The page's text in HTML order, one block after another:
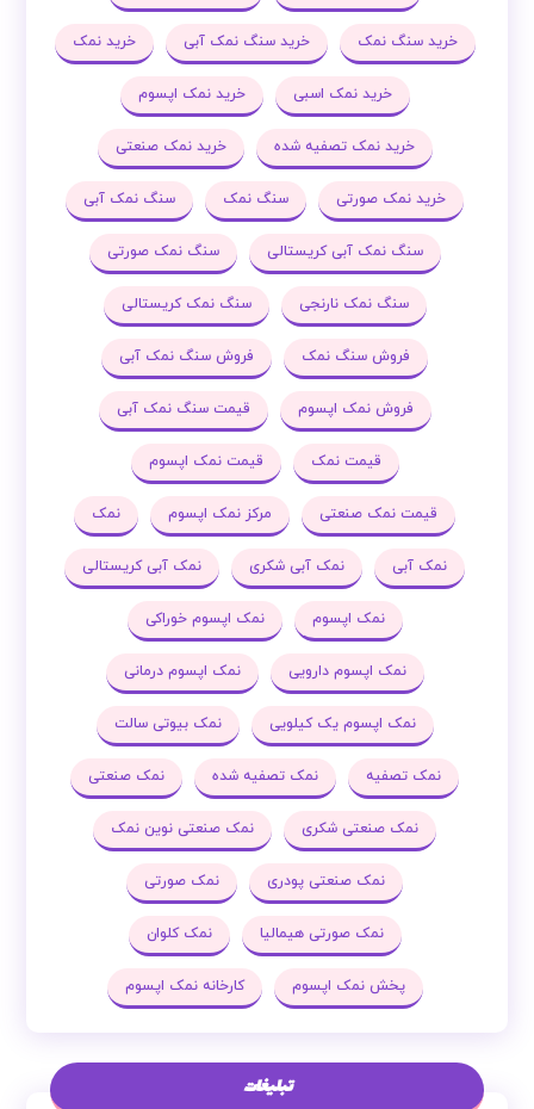
خرید سنگ نمک خرید سنگ نمک آبی خرید نمک
خرید نمک اسبی خرید نمک اپسوم
خرید نمک تصفیه شده خرید نمک صنعتی
خرید نمک صورتی سنگ نمک سنگ نمک آبی
سنگ نمک آبی کریستالی سنگ نمک صورتی
سنگ نمک نارنجی سنگ نمک کریستالی
فروش سنگ نمک فروش سنگ نمک آبی
فروش نمک اپسوم قیمت سنگ نمک آبی
قیمت نمک قیمت نمک اپسوم
قیمت نمک صنعتی مرکز نمک اپسوم نمک
نمک آبی نمک آبی شکری نمک آبی کریستالی
نمک اپسوم نمک اپسوم خوراکی
نمک اپسوم دارویی نمک اپسوم درمانی
نمک اپسوم یک کیلویی نمک بیوتی سالت
نمک تصفیه نمک تصفیه شده نمک صنعتی
نمک صنعتی شکری نمک صنعتی نوین نمک
نمک صنعتی پودری نمک صورتی
نمک صورتی هیمالیا نمک کلوان
پخش نمک اپسوم کارخانه نمک اپسوم
تبلیغات